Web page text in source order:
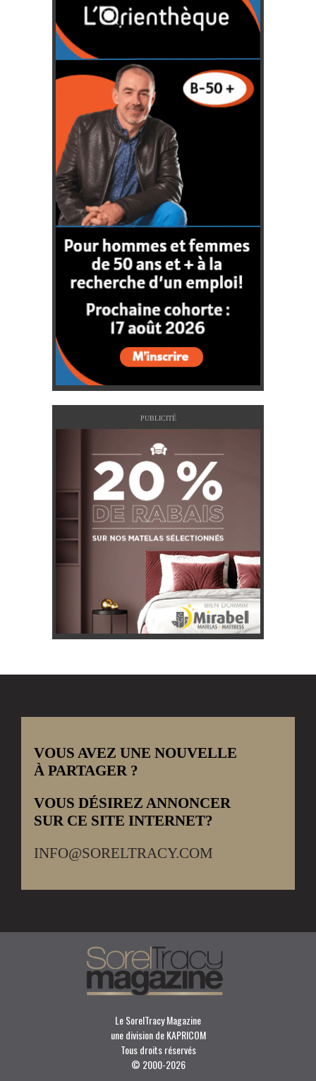
PUBLICITÉ
VOUS AVEZ UNE NOUVELLE
À PARTAGER ?
VOUS DÉSIREZ ANNONCER
SUR CE SITE INTERNET?
INFO@SORELTRACY.COM
Le SorelTracy Magazine
une division de KAPRICOM
Tous droits réservés
© 2000-2026